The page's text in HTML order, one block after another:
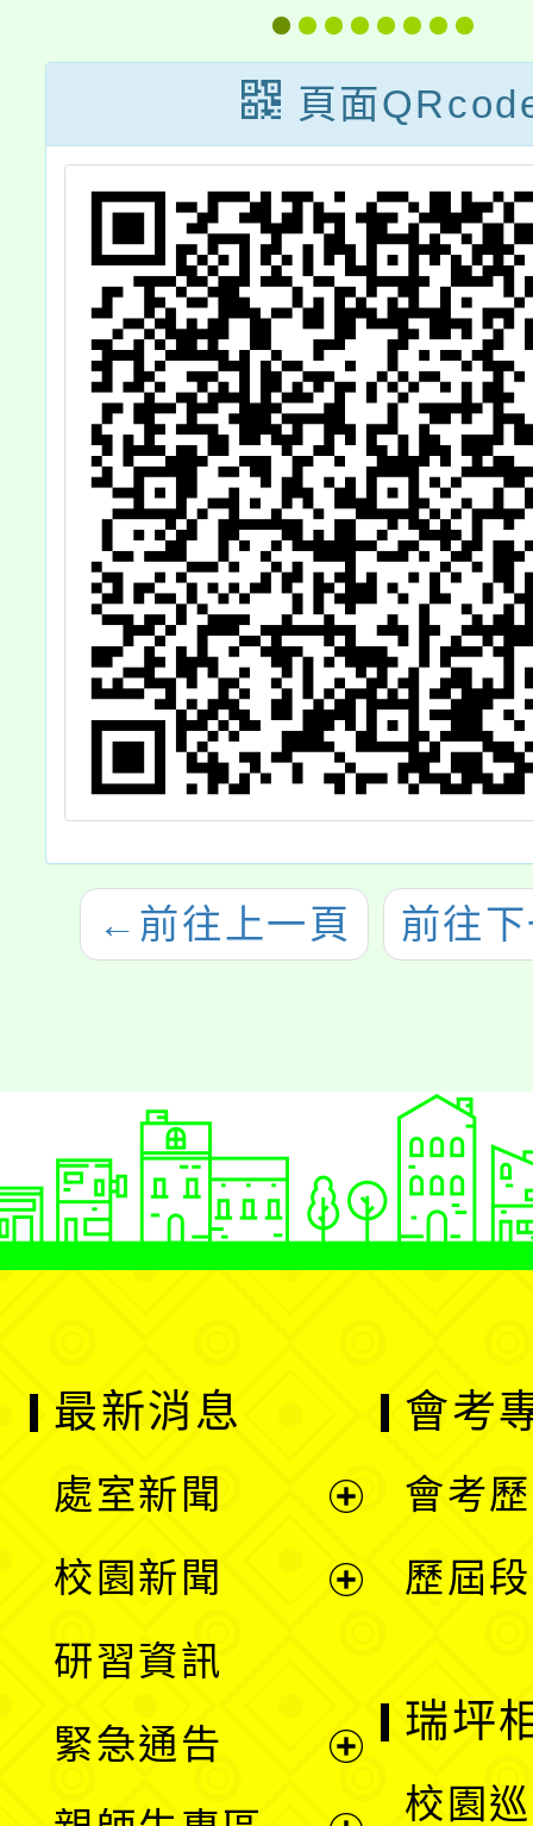
教育」推廣計畫
1份，請各校務
必使用本年度計
畫附件填報申
請，請查照。
權教
日起
案，
頁面
← 前往上一頁 前往
最新消息
處室新聞
單
校園新聞
選
研習資訊
緊急通告
會考
會考
歷屆
瑞坪
校園